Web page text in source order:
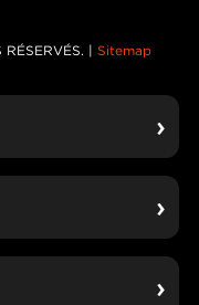
| Sitemap